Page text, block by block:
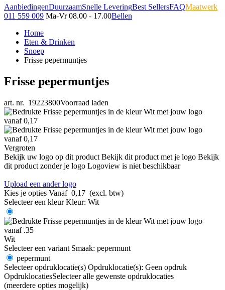
AanbiedingenDuurzaamSnelle LeveringBest SellersFAQMaatwerk
011 559 009 Ma-Vr 08.00 - 17.00Bellen
Home
Eten & Drinken
Snoep
Frisse pepermuntjes
Frisse pepermuntjes
art. nr. 19223800Voorraad laden
Vergroten
Bekijk uw logo op dit product Bekijk dit product met je logo Bekijk
dit product zonder je logo Logoview is niet beschikbaar
Upload een ander logo
Kies je opties Vanaf 0,17 (excl. btw)
Selecteer een kleur Kleur: Wit
Wit
Selecteer een variant Smaak: pepermunt
pepermunt
Selecteer opdruklocatie(s) Opdruklocatie(s): Geen opdruk
OpdruklocatiesSelecteer alle gewenste opdruklocaties
(meerdere opties mogelijk)